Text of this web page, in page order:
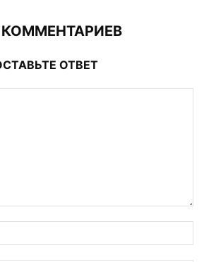
КОММЕНТАРИЕВ
ОТВЕТ